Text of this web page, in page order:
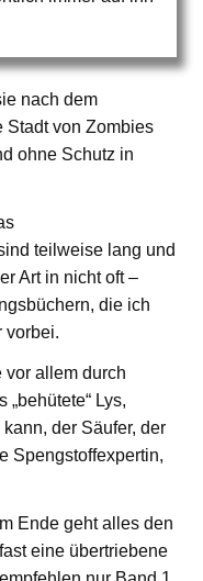
nach dem
Stadt von Zombies
ohne Schutz in
teilweise lang und
Art in nicht oft –
die ich
vorbei.
vor allem durch
Lys,
der Säufer, der
Spengstoffexpertin,
Ende geht alles den
eine übertriebene